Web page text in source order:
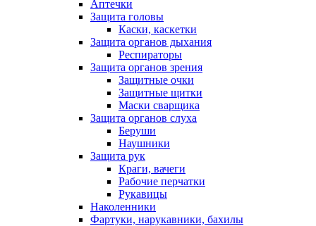
Аптечки
Защита головы
Каски, каскетки
Защита органов дыхания
Респираторы
Защита органов зрения
Защитные очки
Защитные щитки
Маски сварщика
Защита органов слуха
Беруши
Наушники
Защита рук
Краги, вачеги
Рабочие перчатки
Рукавицы
Наколенники
Фартуки, нарукавники, бахилы